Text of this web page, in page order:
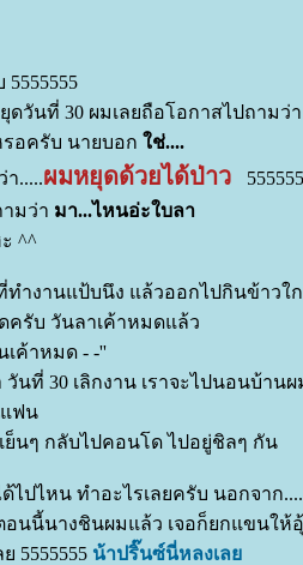
ดวันที่ 30 ผมเลยถือโอกาสไปถามว่า
อครับ นายบอก ช่....
า.....ผมหยุดด้วยได้ป่าว
มว่า มา...ไหนอ่ะใบลา
^^
ทำงานแป้บนึง แล้วออกไปกินข้าวใ
ครับ วันลาเค้าหมดแล้ว
ค้าหมด - -''
วันที่ 30 เลิกงาน เราจะไปนอนบ้าน
ฟน
ย็นๆ กลับไปคอนโด ไปอยู่ชิลๆ กัน
ไปไหน ทำอะไรเลยครับ นอกจาก....
ตอนนี้นางชินผมแล้ว เจอก็ยกแขนให้
5555555 น้าปริ๊นซ์นี่หลงเล